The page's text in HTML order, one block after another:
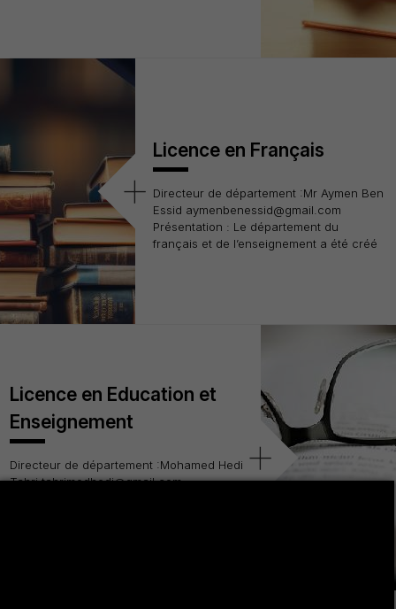
Licence en Français
Directeur de département :Mr Aymen Ben
Essid aymenbenessid@gmail.com
Présentation : Le département du
français et de l’enseignement a été créé
+
Licence en Education et
Enseignement
Directeur de département :Mohamed Hedi
Tahri tahrimedhedi@gmail.com
+